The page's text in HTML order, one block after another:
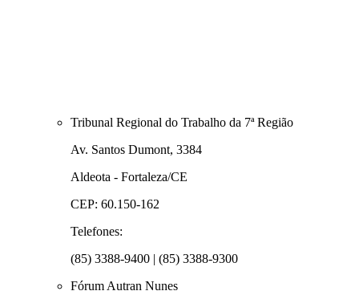
Tribunal Regional do Trabalho da 7ª Região
Av. Santos Dumont, 3384
Aldeota - Fortaleza/CE
CEP: 60.150-162
Telefones:
(85) 3388-9400 | (85) 3388-9300
Fórum Autran Nunes